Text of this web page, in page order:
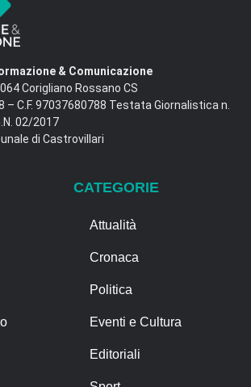
& Comunicazione
Corigliano Rossano CS
– C.F. 97037680788 Testata Giornalistica n.
02/2017
di Castrovillari
CATEGORIE
Attualità
Cronaca
Politica
Eventi e Cultura
Editoriali